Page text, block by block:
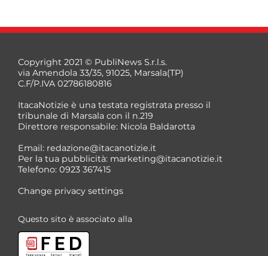
Copyright 2021 © PubliNews S.r.l.s.
via Amendola 33/35, 91025, Marsala(TP)
C.F/P.IVA 02786180816
ItacaNotizie è una testata registrata presso il
tribunale di Marsala con il n.219
Direttore responsabile: Nicola Baldarotta
Email: redazione@itacanotizie.it
Per la tua pubblicità: marketing@itacanotizie.it
Telefono: 0923 367415
Change privacy settings
Questo sito è associato alla